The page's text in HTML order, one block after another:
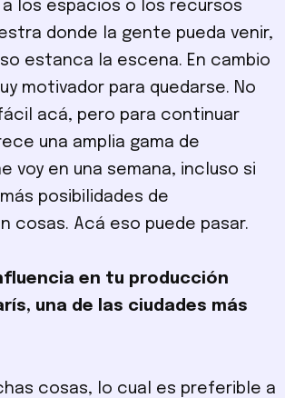
a los espacios o los recursos
donde la gente pueda venir,
estanca la escena. En cambio
motivador para quedarse. No
acá, pero para continuar
una amplia gama de
voy en una semana, incluso si
posibilidades de
cosas. Acá eso puede pasar.
en tu producción
una de las ciudades más
cosas, lo cual es preferible a